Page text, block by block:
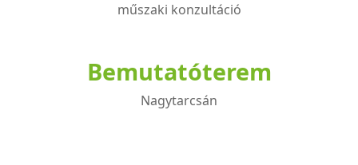
műszaki konzultáció
Bemutatóterem
Nagytarcsán